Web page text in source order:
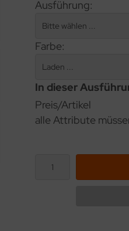
Ausführung:
Farbe:
In dieser
Preis/Artikel
alle Attribute